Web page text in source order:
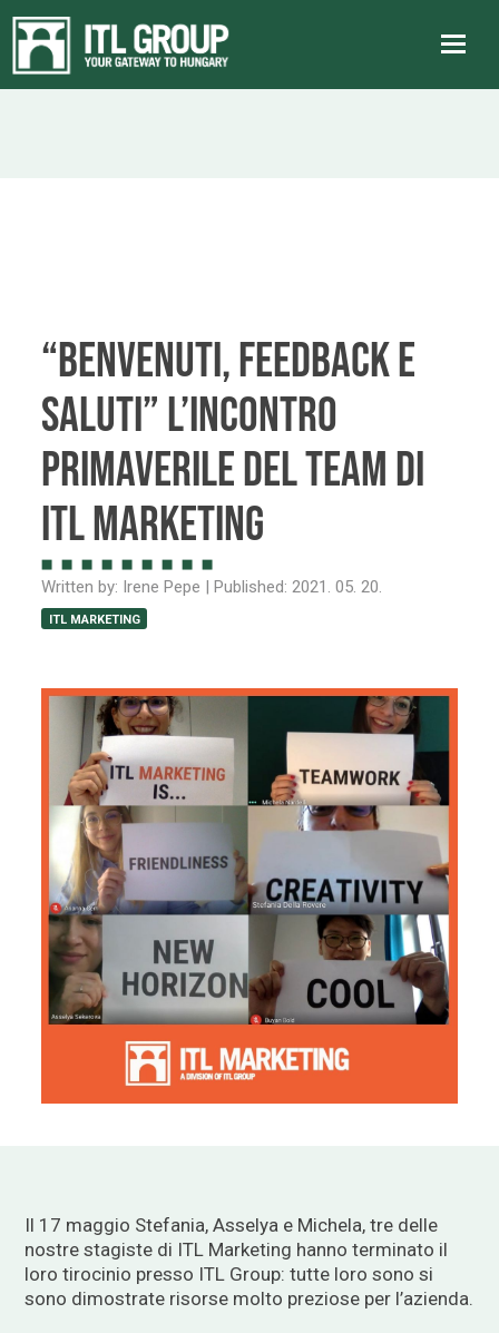
“Benvenuti, feedback e
saluti” l’Incontro
primaverile del team di
ITL Marketing
Written by: Irene Pepe | Published: 2021. 05. 20.
ITL MARKETING
Il 17 maggio Stefania, Asselya e Michela, tre delle
nostre stagiste di ITL Marketing hanno terminato il
loro tirocinio presso ITL Group: tutte loro sono si
sono dimostrate risorse molto preziose per l’azienda.